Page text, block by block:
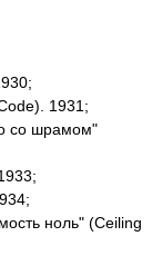
1931;
со шрамом"
ноль" (Ceiling